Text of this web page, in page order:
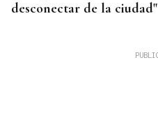
desconectar de la ciudad"